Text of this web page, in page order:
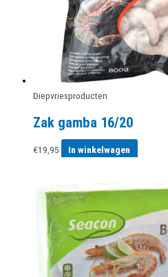
Diepvriesproducten
Zak gamba 16/20
€19,95 In winkelwagen